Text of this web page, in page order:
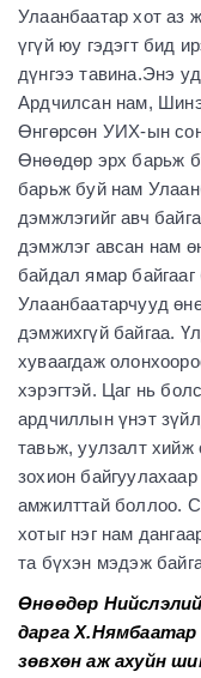
Улаанбаатар хот аз
үгүй юу гэдэгт бид
дүнгээ тавина.Энэ
Ардчилсан нам,
Өнгөрсөн УИХ-ын
Өнөөдөр эрх барьж
барьж буй нам
дэмжлэгийг авч
дэмжлэг авсан нам
байдал ямар
Улаанбаатарчууд
дэмжихгүй байгаа.
хуваагдаж
хэрэгтэй. Цаг нь
ардчиллын үнэт
тавьж, уулзалт хийж
зохион
амжилттай боллоо.
хотыг нэг нам
та бүхэн мэдэж
Өнөөдөр
дарга Х.Нямбаатар
зөвхөн аж ахуйн